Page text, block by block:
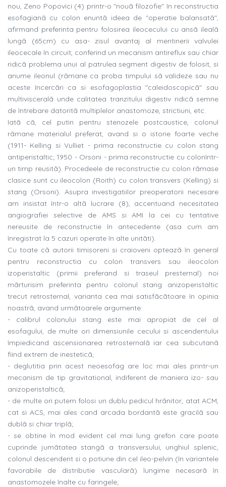
nou, Zeno Popovici (4) printr-o "nouã filozofie" în reconstructia
esofagianã cu colon enuntã ideea de "operatie balansatã",
afirmand preferinta pentru folosirea ileocecului cu ansã ilealã
lungã (65cm) cu asa- zisul avantaj al mentinerii valvulei
ileocecale în circuit, conferind un mecanism antireflux sau chiar
ridicã problema unui al patrulea segment digestiv de folosit, si
anume ileonul (rãmane ca proba timpului sã valideze sau nu
aceste încercãri ca si esofagoplastia "caleidoscopicã" sau
multivisceralã unde calitatea tranzitului digestiv ridicã semne
de întrebare datoritã multiplelor anastomoze, strictiuni, etc.
Iatã cã, cel putin pentru stenozele postcaustice, colonul
rãmane materialul preferat, avand si o istorie foarte veche
(1911- Kelling si Vulliet - prima reconstructie cu colon stang
antiperistaltic; 1950 - Orsoni - prima reconstructie cu colonîntr-
un timp reusitã). Procedeele de reconstructie cu colon rãmase
clasice sunt cu ileocolon (Roith) cu colon transvers (Kelling) si
stang (Orsoni). Asupra investigatiilor preoperatorii necesare
am insistat într-o altã lucrare (8), accentuand necesitatea
angiografiei selective de AMS si AMI la cei cu tentative
nereusite de reconstructie în antecedente (asa cum am
înregistrat la 5 cazuri operate în alte unitãti).
Cu toate cã autorii timisoreni si craioveni opteazã în general
pentru reconstructia cu colon transvers sau ileocolon
izoperistaltic (primii preferand si traseul presternal) noi
mãrturisim preferinta pentru colonul stang anizoperistaltic
trecut retrosternal, varianta cea mai satisfãcãtoare în opinia
noastrã, avand urmãtoarele argumente:
- calibrul colonului stang este mai apropiat de cel al
esofagului, de multe ori dimensiunile cecului si ascendentului
împiedicand ascensionarea retrosternalã iar cea subcutanã
fiind extrem de inesteticã;
- deglutitia prin acest neoesofag are loc mai ales printr-un
mecanism de tip gravitational, indiferent de maniera izo- sau
anizoperistalticã;
- de multe ori putem folosi un dublu pedicul hrãnitor, atat ACM,
cat si ACS, mai ales cand arcada bordantã este gracilã sau
dublã si chiar triplã;
- se obtine în mod evident cel mai lung grefon care poate
cuprinde jumãtatea stangã a transversului, unghiul splenic,
colonul descendent si o potiune din cel ileo-pelvin (în variantele
favorabile de distributie vascularã) lungime necesarã în
anastomozele înalte cu faringele;